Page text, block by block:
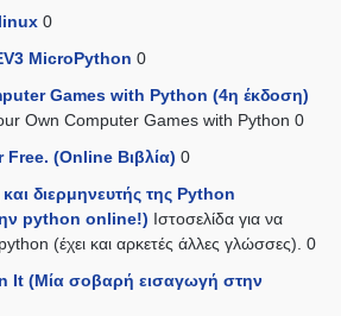
0
MicroPython 0
Games with Python (4η έκδοση)
Own Computer Games with Python 0
(Online Βιβλία) 0
διερμηνευτής της Python
python online!) Ιστοσελίδα για να
(έχει και αρκετές άλλες γλώσσες). 0
It (Mία σοβαρή εισαγωγή στην